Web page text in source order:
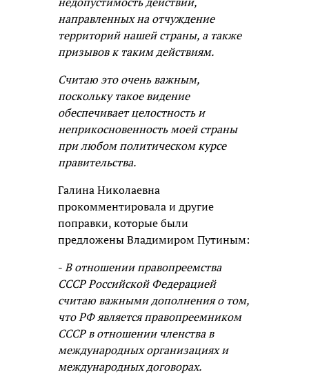
направленных на отчуждение
территорий нашей страны, а также
призывов к таким действиям.
Считаю это очень важным,
поскольку такое видение
обеспечивает целостность и
неприкосновенность моей страны
при любом политическом курсе
правительства.
Галина Николаевна
прокомментировала и другие
поправки, которые были
предложены Владимиром Путиным:
-В отношении правопреемства
СССР Российской Федерацией
считаю важными дополнения о том,
что РФ является правопреемником
СССР в отношении членства в
международных организациях и
международных договорах.